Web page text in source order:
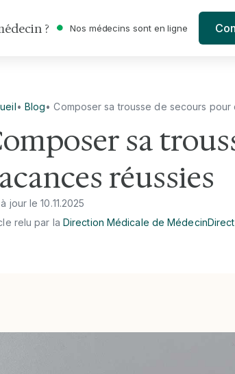
? Nos médecins sont en ligne
• Blog•Composer sa trousse de secours pour
sa
réussies
à jour le10.11.2025
relu par la Direction Médicale de MédecinDirect